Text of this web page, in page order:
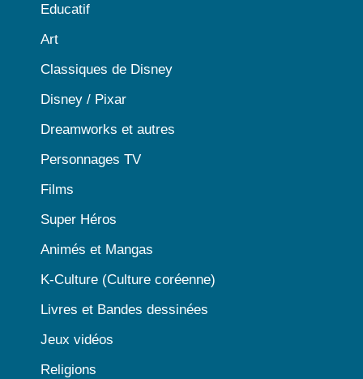
Educatif
Art
Classiques de Disney
Disney / Pixar
Dreamworks et autres
Personnages TV
Films
Super Héros
Animés et Mangas
K-Culture (Culture coréenne)
Livres et Bandes dessinées
Jeux vidéos
Religions